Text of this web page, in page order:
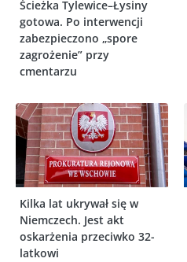
Ścieżka Tylewice–Łysiny
gotowa. Po interwencji
zabezpieczono „spore
zagrożenie” przy
cmentarzu
Kilka lat ukrywał się w
Niemczech. Jest akt
oskarżenia przeciwko 32-
latkowi